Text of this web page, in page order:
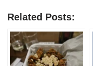
Related Posts: